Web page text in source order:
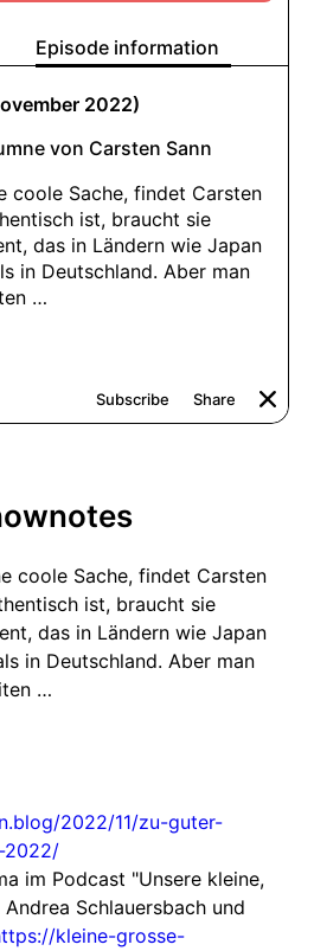
coole Sache, findet Carsten
ist, braucht sie
das in Ländern wie Japan
in Deutschland. Aber man
…
2022/11/zu-guter-
2022/
im Podcast "Unsere kleine,
Schlauersbach und
kleine-grosse-